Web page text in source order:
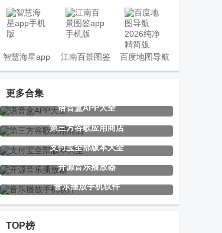
官方版
行app安卓版
维地图
智慧海星app
手机版
江南百景图鉴
app手机版
百度地图导航
2026纯净精简
百度CarLife车
高德地图auto
光州智慧停车
EMBY安卓
嗅探大师app
更多合集
语音盒APP大全
第三方谷歌应用商店
支付宝全部版本大全
开源音乐播放器
音乐播放手机软件
TOP榜